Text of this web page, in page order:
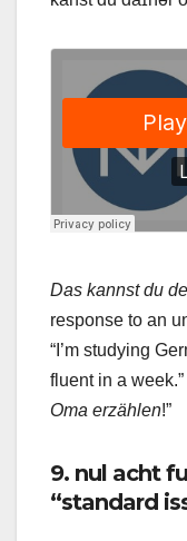
Das kannst du
response to an
“I’m studying
fluent in a
Oma erzählen!”
9. nul acht
“standard